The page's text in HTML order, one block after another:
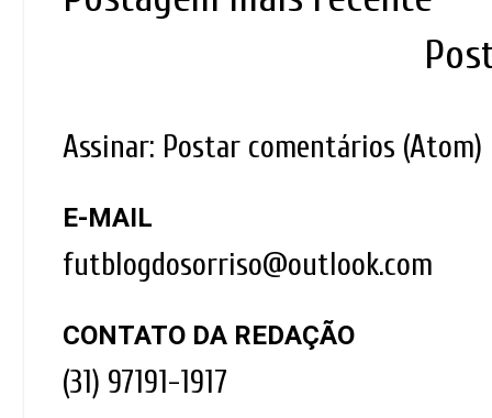
Assinar: Postar comentários (Atom)
E-MAIL
futblogdosorriso@outlook.com
CONTATO DA REDAÇÃO
(31) 97191-1917